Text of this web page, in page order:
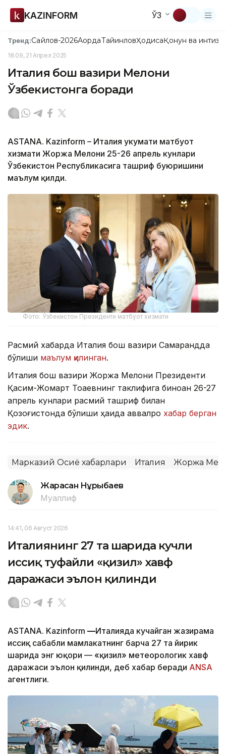
KAZINFORM ЎЗ
Тренд:Сайлов-2026АқордаТайинловҲодисаҚонун ва
18:09, 21 Апрел 2025
Италия бош вазири Мелони
Ўзбекистонга боради
ASTANA. Kazinform – Италия ҳукумати матбуот
хизмати Жоржа Мелони 25-26 апрель кунлари
Ўзбекистон Республикасига ташриф буюришини
маълум қилди.
Фото: Ўзбекистон Президенти матбуот хизмати
Расмий хабарда Италия бош вазири Самарқандда
бўлиши маълум қилинган.
Италия бош вазири Жоржа Мелони Президенти
Қасим-Жомарт Тоқаевнинг таклифига биноан 26-27
апрель кунлари расмий ташриф билан
Қозоғистонда бўлиши ҳақида аввалроқ хабар берган
эдик.
Марказий Осиё хабарлари Италия Жоржа
Жарасқан Нұрыбаев
Муаллиф
14:41, 06 Август 2026
Италиянинг 27 та шаҳрида кучли
иссиқ туфайли «қизил» хавф
даражаси эълон қилинди
ASTANA. Kazinform —Италияда кучайган жазирама
иссиқ сабабли мамлакатнинг барча 27 та йирик
шаҳрида энг юқори — «қизил» метеорологик хавф
даражаси эълон қилинди, деб хабар беради ANSA
агентлиги.